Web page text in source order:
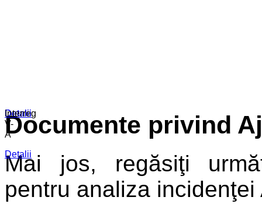
Detalii
Detalii
Interreg
V-
A
Detalii
Documente privind
Mai jos, regăsiţi
pentru analiza